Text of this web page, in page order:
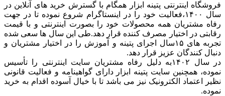
فروشگاه اینترنتی پتینه ابزار همگام با گسترش خرید های آنلاین در
سال ۱۴۰۰،فعالیت خود را در اینستاگرام شروع نموده تا در جهت
رفاه مشتریان همه محصولات خود را بصورت اینترنتی و با قیمت
رقابتی در اختیار مصرف کننده قرار دهد.طی این سال ها سعی شده
تجربه های ۱۵سال اجرای پتینه و آموزش را در اختیار مشتریان و
دنبال کنندگان عزیز قرار دهد.
در سال ۱۴۰۲به دلیل رفاه مشتریان سایت اینترنتی را تأسیس
نموده، همچنین سایت پتینه ابزار دارای گواهینامه و فعالیت قانونی
نظیر اعتماد الکترونیک نیز می باشد تا با خیال آسوده اقدام به خرید
نموده.